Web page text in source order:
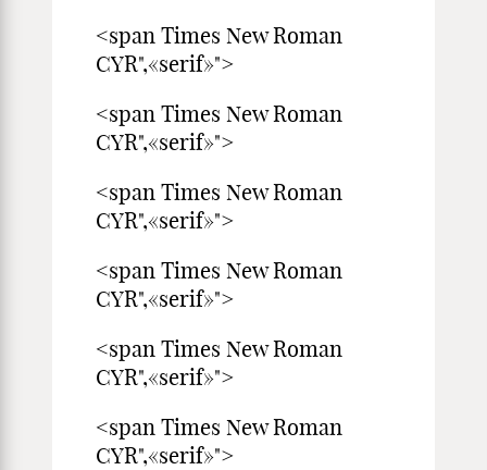
<span Times New Roman
CYR",«serif»">
<span Times New Roman
CYR",«serif»">
<span Times New Roman
CYR",«serif»">
<span Times New Roman
CYR",«serif»">
<span Times New Roman
CYR",«serif»">
<span Times New Roman
CYR",«serif»">